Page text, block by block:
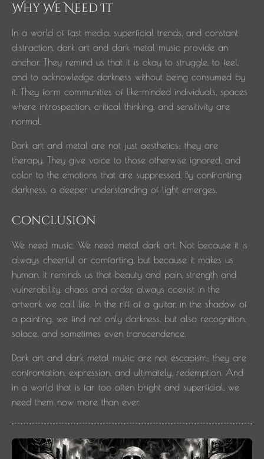
Why We Need It
In a world of fast media, superficial trends, and constant
distraction, dark art and dark metal music provide an
anchor. They remind us that it is okay to struggle, to feel,
and to acknowledge darkness without being consumed by
it. They form communities of like-minded individuals, spaces
where introspection, critical thinking, and sensitivity are
normal.
Dark art and metal are not just aesthetics; they are
therapy. They give voice to those otherwise ignored, and
color to the emotions that are suppressed. By confronting
darkness, a deeper understanding of light emerges.
Conclusion
We need music. We need metal dark art. Not because it is
always cheerful or comforting, but because it makes us
human. It reminds us that beauty and pain, strength and
vulnerability, chaos and order, always coexist in the
artwork we call life. In the riff of a guitar, in the shadow of
a painting, we find not only darkness, but also recognition,
solace, and sometimes even transcendence.
Dark art and dark metal music are not escapism; they are
confrontation, expression, and ultimately, redemption. And
in a world that is far too often bright and superficial, we
need them now more than ever.